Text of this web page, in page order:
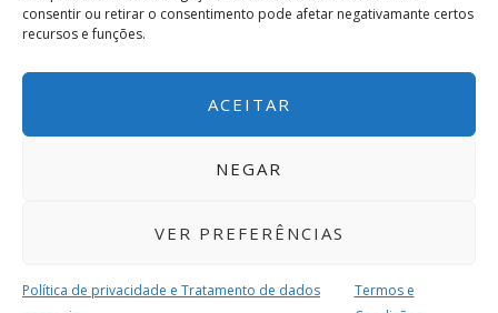
consentir ou retirar o consentimento pode afetar negativamante certos
recursos e funções.
ACEITAR
NEGAR
VER PREFERÊNCIAS
Política de privacidade e Tratamento de dados
Termos e